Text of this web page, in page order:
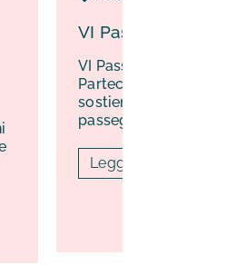
Dannunziana ISAV
ISAV.
fondi che
di Sla in Abruzzo. Una